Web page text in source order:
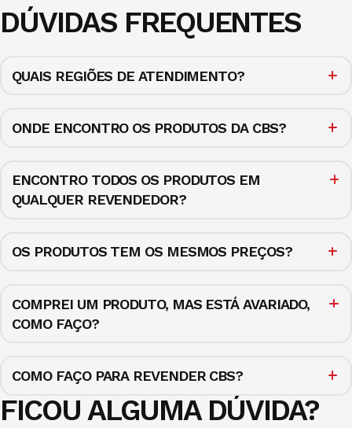
DÚVIDAS FREQUENTES
QUAIS REGIÕES DE ATENDIMENTO?
ONDE ENCONTRO OS PRODUTOS DA CBS?
ENCONTRO TODOS OS PRODUTOS EM
QUALQUER REVENDEDOR?
OS PRODUTOS TEM OS MESMOS PREÇOS?
COMPREI UM PRODUTO, MAS ESTÁ AVARIADO,
COMO FAÇO?
COMO FAÇO PARA REVENDER CBS?
FICOU ALGUMA DÚVIDA?